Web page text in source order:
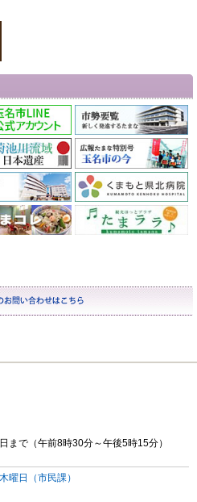
まで（午前8時30分～午後5時15分）
曜日（市民課）